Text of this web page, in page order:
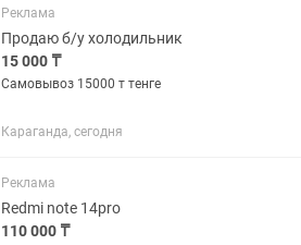
любыми современными играми на...
Реклама
Продаю б/у холодильник
15 000 ₸
Самовывоз 15000 т тенге
Караганда, сегодня
Реклама
Redmi note 14pro
110 000 ₸